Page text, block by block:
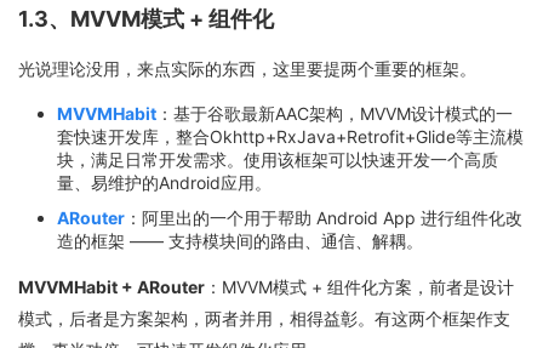
1.3、MVVM模式 + 组件化
光说理论没用，来点实际的东西，这里要提两个重要的框架。
MVVMHabit ：基于谷歌最新AAC架构，MVVM设计模式的一
套快速开发库，整合Okhttp+RxJava+Retrofit+Glide等主流模
块，满足日常开发需求。使用该框架可以快速开发一个高质
量、易维护的Android应用。
ARouter ：阿里出的一个用于帮助 Android App 进行组件化改
造的框架 —— 支持模块间的路由、通信、解耦。
MVVMHabit + ARouter ：MVVM模式 + 组件化方案，前者是设计
模式，后者是方案架构，两者并用，相得益彰。有这两个框架作支